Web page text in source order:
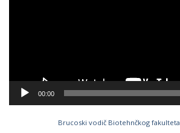
00:00
Brucoski vodič Biotehnčkog fakulteta